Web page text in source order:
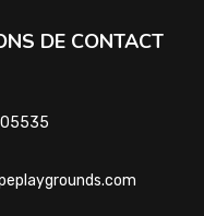
DE CONTACT